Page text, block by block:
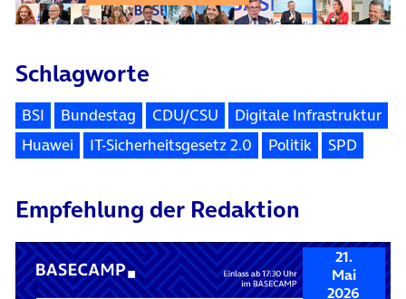
Schlagworte
BSI Bundestag CDU/CSU
Digitale Infrastruktur
Huawei
IT-Sicherheitsgesetz 2.0 Politik SPD
Empfehlung der Redaktion
21.
Mai
2026